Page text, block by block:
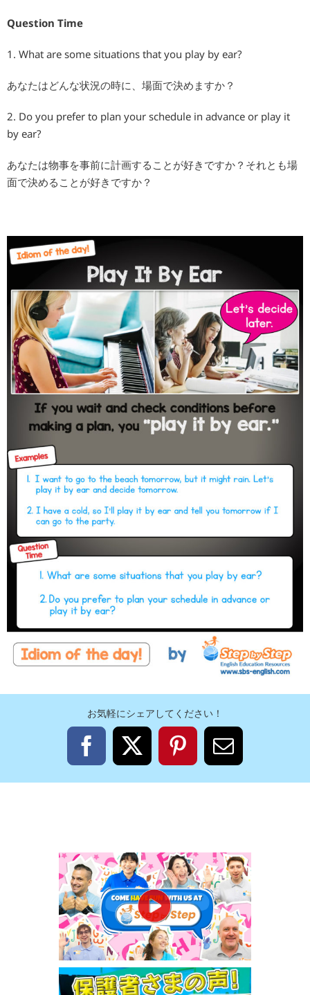
Question Time
1. What are some situations that you play by ear?
あなたはどんな状況の時に、場面で決めますか？
2. Do you prefer to plan your schedule in advance or play it
by ear?
あなたは物事を事前に計画することが好きですか？それとも場
面で決めることが好きですか？
お気軽にシェアしてください！
Facebook
X Pinterest
電